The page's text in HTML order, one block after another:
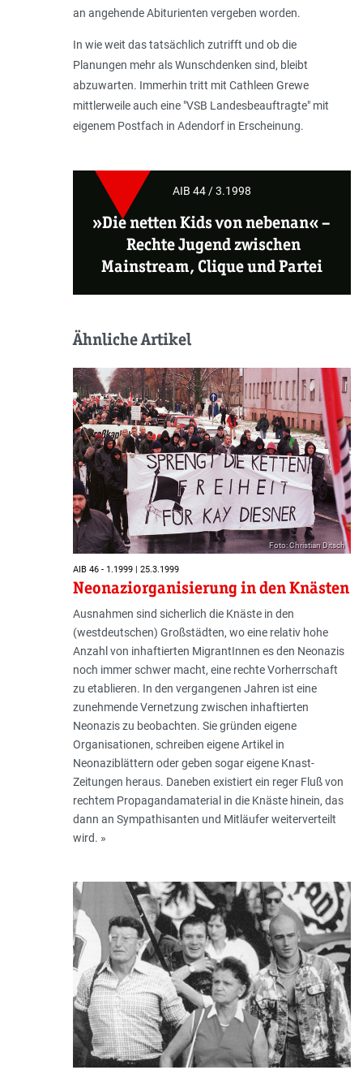
an angehende Abiturienten vergeben worden.
In wie weit das tatsächlich zutrifft und ob die
Planungen mehr als Wunschdenken sind, bleibt
abzuwarten. Immerhin tritt mit Cathleen Grewe
mittlerweile auch eine "VSB Landesbeauftragte" mit
eigenem Postfach in Adendorf in Erscheinung.
AIB 44 / 3.1998
»Die netten Kids von nebenan«–
Rechte Jugend zwischen
Mainstream, Clique und Partei
Ähnliche Artikel
Foto: Christian Ditsch
AIB 46 - 1.1999 | 25.3.1999
Neonaziorganisierung in den Knästen
Ausnahmen sind sicherlich die Knäste in den
(westdeutschen) Großstädten, wo eine relativ hohe
Anzahl von inhaftierten MigrantInnen es den Neonazis
noch immer schwer macht, eine rechte Vorherrschaft
zu etablieren. In den vergangenen Jahren ist eine
zunehmende Vernetzung zwischen inhaftierten
Neonazis zu beobachten. Sie gründen eigene
Organisationen, schreiben eigene Artikel in
Neonaziblättern oder geben sogar eigene Knast-
Zeitungen heraus. Daneben existiert ein reger Fluß von
rechtem Propagandamaterial in die Knäste hinein, das
dann an Sympathisanten und Mitläufer weiterverteilt
wird. »